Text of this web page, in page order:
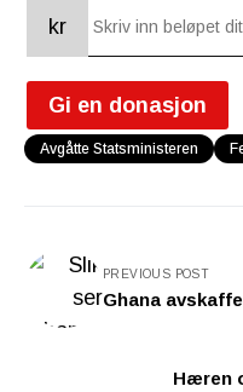
kr
Gi en donasjon
Avgåtte Statsministeren
PREVIOUS POST
Ghana
Hæren